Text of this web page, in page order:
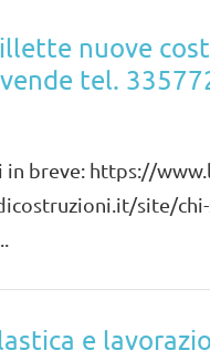
nuove
tel.
in breve: https://
site/
e